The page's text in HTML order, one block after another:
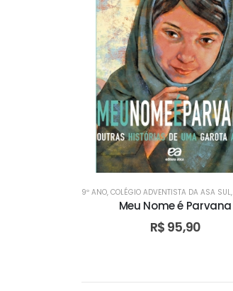
9º ANO, COLÉGIO ADVENTISTA DA ASA SUL,
Meu Nome é Parvana
R$ 95,90